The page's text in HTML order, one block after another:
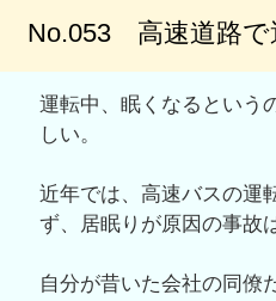
No.053 高速道路で
運転中、眠くなるという
しい。
近年では、高速バスの運
ず、居眠りが原因の事故
自分が昔いた会社の同僚